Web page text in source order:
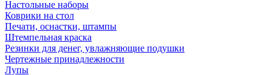
Настольные наборы
Коврики на стол
Печати, оснастки, штампы
Штемпельная краска
Резинки для денег, увлажняющие подушки
Чертежные принадлежности
Лупы